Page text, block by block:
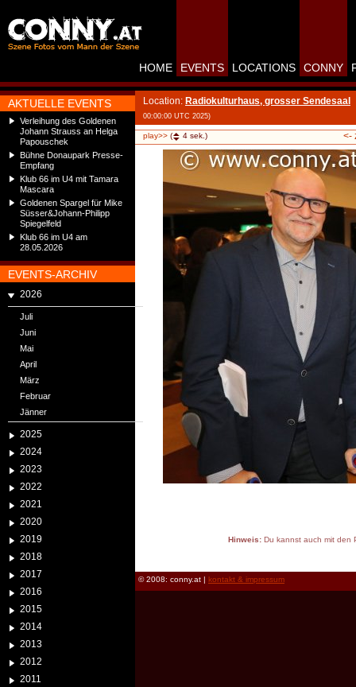
AKTUELLE EVENTS
Verleihung des Goldenen
Johann Strauss an Helga
Papouschek
Bühne Donaupark Presse-
Empfang
Klub 66 im U4 mit Tamara
Mascara
Goldenen Spargel für Mike
Süsser&Johann-Philipp
Spiegelfeld
Klub 66 im U4 am
28.05.2026
EVENTS-ARCHIV
2026
Juli
Juni
Mai
April
März
Februar
Jänner
2025
2024
2023
2022
2021
2020
2019
2018
2017
2016
2015
2014
2013
2012
2011
HOME EVENTS LOCATIONS CONNY
Location: Radiokulturhaus, grosser Sendesaal
00:00:00 UTC 2025)
play>> ( 4 sek.) <-
Hinweis:Du kannst auch mit den
© 2008: conny.at | kontakt & impressum